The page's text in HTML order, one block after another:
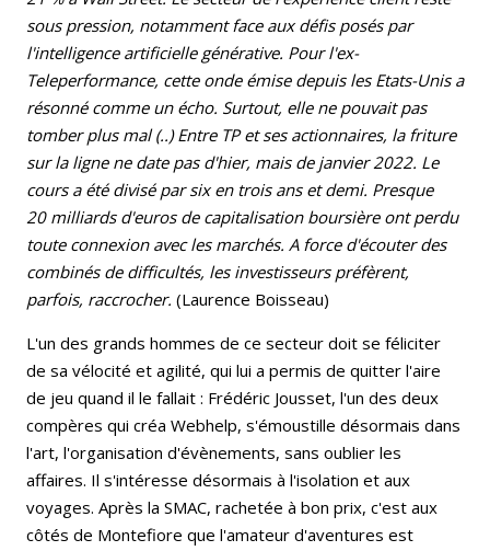
sous pression, notamment face aux défis posés par
l'intelligence artificielle générative. Pour l'ex-
Teleperformance, cette onde émise depuis les Etats-Unis a
résonné comme un écho. Surtout, elle ne pouvait pas
tomber plus mal (..) Entre TP et ses actionnaires, la friture
sur la ligne ne date pas d'hier, mais de janvier 2022. Le
cours a été divisé par six en trois ans et demi. Presque
20 milliards d'euros de capitalisation boursière ont perdu
toute connexion avec les marchés. A force d'écouter des
combinés de difficultés, les investisseurs préfèrent,
parfois, raccrocher. (Laurence Boisseau)
L'un des grands hommes de ce secteur doit se féliciter
de sa vélocité et agilité, qui lui a permis de quitter l'aire
de jeu quand il le fallait : Frédéric Jousset, l'un des deux
compères qui créa Webhelp, s'émoustille désormais dans
l'art, l'organisation d'évènements, sans oublier les
affaires. Il s'intéresse désormais à l'isolation et aux
voyages. Après la SMAC, rachetée à bon prix, c'est aux
côtés de Montefiore que l'amateur d'aventures est